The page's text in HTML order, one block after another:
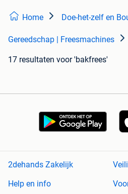
Home Doe-het-zelf en
Gereedschap | Freesmachines
17 resultaten voor 'bakfrees'
2dehands Zakelijk
Help en info